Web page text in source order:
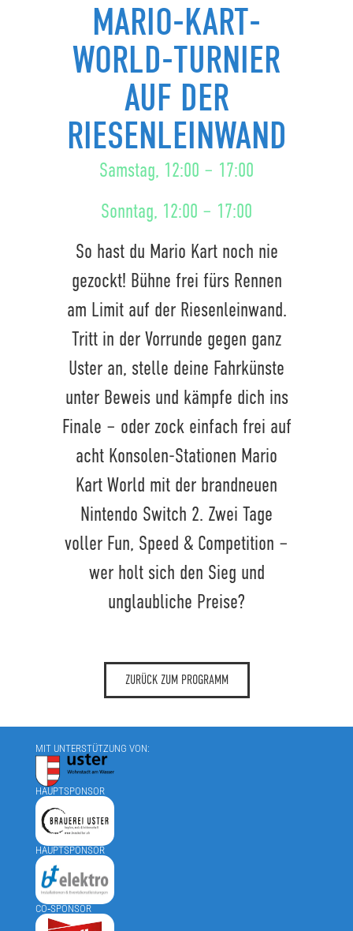
MARIO-KART-
WORLD-TURNIER
AUF DER
RIESENLEINWAND
Samstag, 12:00 – 17:00
Sonntag, 12:00 – 17:00
So hast du Mario Kart noch nie
gezockt! Bühne frei fürs Rennen
am Limit auf der Riesenleinwand.
Tritt in der Vorrunde gegen ganz
Uster an, stelle deine Fahrkünste
unter Beweis und kämpfe dich ins
Finale – oder zock einfach frei auf
acht Konsolen-Stationen Mario
Kart World mit der brandneuen
Nintendo Switch 2. Zwei Tage
voller Fun, Speed & Competition –
wer holt sich den Sieg und
unglaubliche Preise?
ZURÜCK ZUM PROGRAMM
MIT UNTERSTÜTZUNG VON:
HAUPTSPONSOR
HAUPTSPONSOR
CO‑SPONSOR